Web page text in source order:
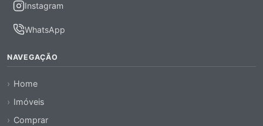
Instagram
WhatsApp
NAVEGAÇÃO
Home
Imóveis
Comprar